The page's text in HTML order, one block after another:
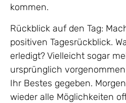
kommen.
Rückblick auf den Tag:
positiven Tagesrückblick.
erledigt? Vielleicht sogar
ursprünglich
Ihr Bestes gegeben.
wieder alle Möglichkeiten